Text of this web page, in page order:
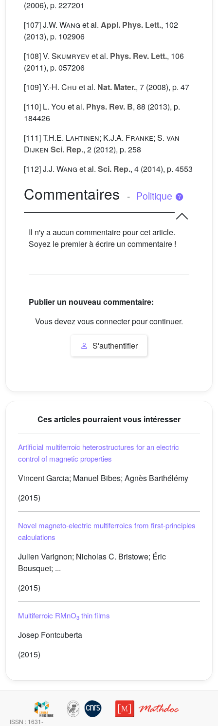
(2006), p. 227201
[107]J.W. Wang et al. Appl. Phys. Lett., 102
(2013), p. 102906
[108]V. Skumryevet al. Phys. Rev. Lett., 106
(2011), p. 057206
[109]Y.-H. Chu et al. Nat. Mater., 7 (2008), p. 47
[110] L. You et al. Phys. Rev. B, 88 (2013), p.
184426
[111]T.H.E. Lahtinen; K.J.A. Franke; S. van
Dijken Sci. Rep., 2 (2012), p. 258
[112]J.J. Wang et al. Sci. Rep., 4 (2014), p. 4553
Commentaires - Politique
Il n'y a aucun commentaire pour cet article.
Soyez le premier à écrire un commentaire !
Publier un nouveau commentaire:
Vous devez vous connecter pour continuer.
S'authentifier
Ces articles pourraient vous intéresser
Artificial multiferroic heterostructures for an electric
control of magnetic properties
Vincent Garcia; Manuel Bibes; Agnès Barthélémy
(2015)
Novel magneto-electric multiferroics from first-principles
calculations
Julien Varignon; Nicholas C. Bristowe; Éric
Bousquet; ...
(2015)
Multiferroic RMnO3 thin films
Josep Fontcuberta
(2015)
ISSN : 1631-